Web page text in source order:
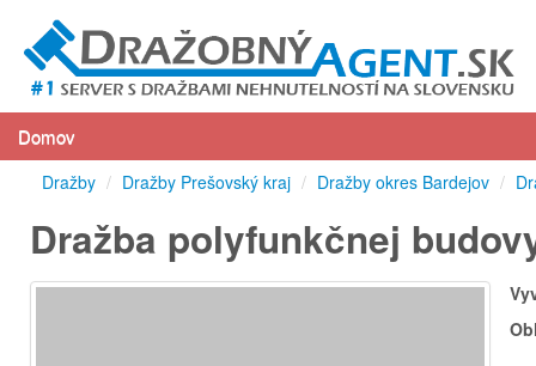
Domov
Dražby / Dražby Prešovský kraj / Dražby okres Bardejov /
Dražba polyfunkčnej